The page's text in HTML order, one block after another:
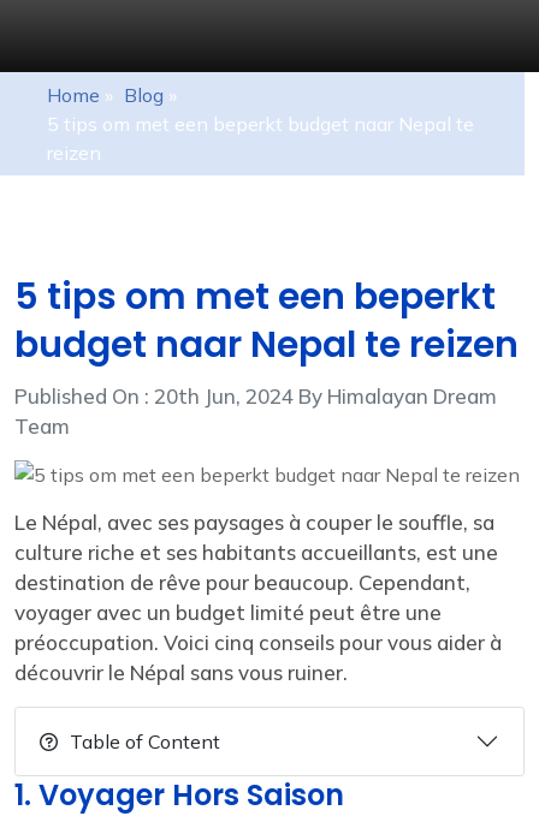
Home » Blog »
5 tips om met een beperkt budget naar Nepal te
reizen
5 tips om met een beperkt
budget naar Nepal te reizen
Published On : 20th Jun, 2024 By Himalayan Dream
Team
Le Népal, avec ses paysages à couper le souffle, sa
culture riche et ses habitants accueillants, est une
destination de rêve pour beaucoup. Cependant,
voyager avec un budget limité peut être une
préoccupation. Voici cinq conseils pour vous aider à
découvrir le Népal sans vous ruiner.
Table of Content
1. Voyager Hors Saison